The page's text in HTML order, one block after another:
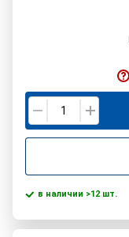
в наличии >12 шт.